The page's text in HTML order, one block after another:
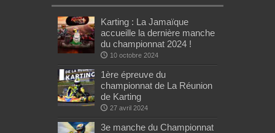
Karting : La Jamaïque
accueille la dernière manche
du championnat 2024 !
10 octobre 2024
1ère épreuve du
championnat de La Réunion
de Karting
27 avril 2024
3e manche du Championnat